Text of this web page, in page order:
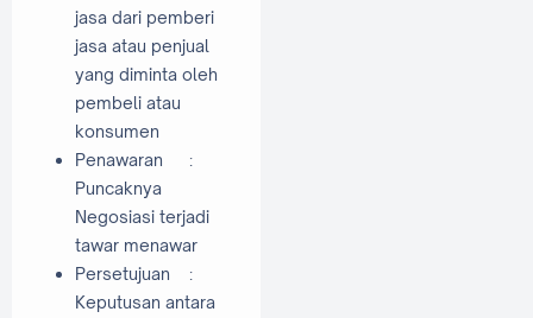
jasa dari pemberi
jasa atau penjual
yang diminta oleh
pembeli atau
konsumen
Penawaran
:
Puncaknya
Negosiasi terjadi
tawar menawar
Persetujuan
:
Keputusan antara